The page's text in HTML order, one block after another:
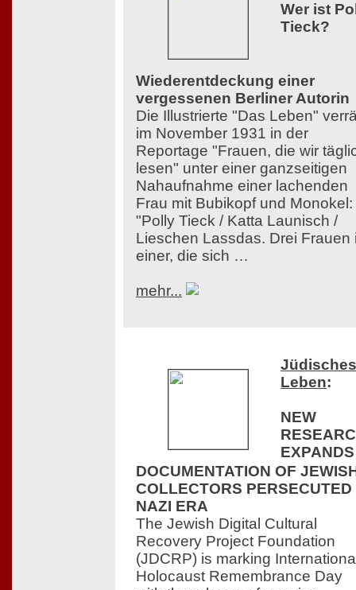
Wer ist
Tieck?
Wiederentdeckung einer
vergessenen Berliner Autorin
Die Illustrierte "Das Leben"
im November 1931 in der
Reportage "Frauen, die wir
lesen" unter einer ganzseitigen
Nahaufnahme einer lachenden
Frau mit Bubikopf und Monokel:
"Polly Tieck / Katta Launisch /
Lieschen Lassdas. Drei Frauen
einer, die sich …
mehr...
Jüdisches
Leben:
NEW
EXPANDS
DOCUMENTATION OF
COLLECTORS PERSECUTED
NAZI ERA
The Jewish Digital Cultural
Recovery Project Foundation
(JDCRP) is marking
Holocaust Remembrance Day